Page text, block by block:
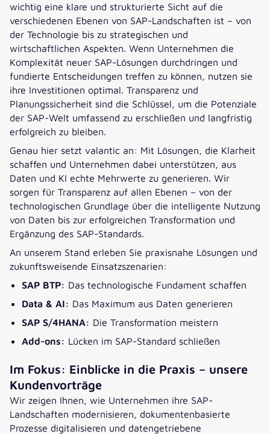
wichtig eine klare und strukturierte Sicht auf die
verschiedenen Ebenen von SAP-Landschaften ist – von
der Technologie bis zu strategischen und
wirtschaftlichen Aspekten. Wenn Unternehmen die
Komplexität neuer SAP-Lösungen durchdringen und
fundierte Entscheidungen treffen zu können, nutzen sie
ihre Investitionen optimal. Transparenz und
Planungssicherheit sind die Schlüssel, um die Potenziale
der SAP-Welt umfassend zu erschließen und langfristig
erfolgreich zu bleiben.
Genau hier setzt valantic an: Mit Lösungen, die Klarheit
schaffen und Unternehmen dabei unterstützen, aus
Daten und KI echte Mehrwerte zu generieren. Wir
sorgen für Transparenz auf allen Ebenen – von der
technologischen Grundlage über die intelligente Nutzung
von Daten bis zur erfolgreichen Transformation und
Ergänzung des SAP-Standards.
An unserem Stand erleben Sie praxisnahe Lösungen und
zukunftsweisende Einsatzszenarien:
SAP BTP: Das technologische Fundament schaffen
Data & AI: Das Maximum aus Daten generieren
SAP S/4HANA: Die Transformation meistern
Add-ons: Lücken im SAP-Standard schließen
Im Fokus: Einblicke in die Praxis – unsere
Kundenvorträge
Wir zeigen Ihnen, wie Unternehmen ihre SAP-
Landschaften modernisieren, dokumentenbasierte
Prozesse digitalisieren und datengetriebene